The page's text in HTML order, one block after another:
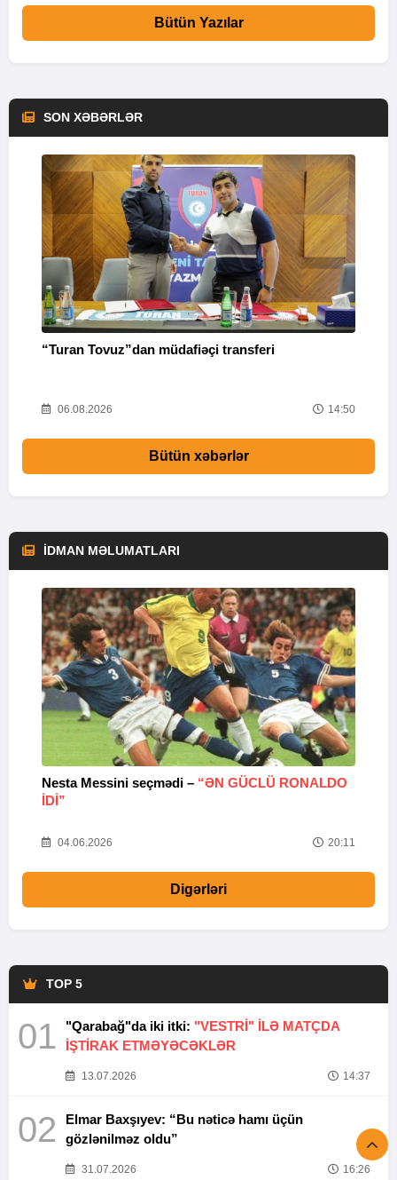
Bütün Yazılar
SON XƏBƏRLƏR
“Turan Tovuz”dan müdafiəçi transferi
06.08.2026 14:50
Bütün xəbərlər
İDMAN MƏLUMATLARI
Nesta Messini seçmədi – “ƏN GÜCLÜ RONALDO
IDI”
04.06.2026 20:11
Digərləri
TOP 5
01 "Qarabağ"da iki itki: "VESTRİ" İLƏ MATÇDA
İŞTİRAK ETMƏYƏCƏKLƏR
13.07.2026 14:37
02
Elmar Baxşıyev: “Bu nəticə hamı üçün
gözlənilməz oldu”
31.07.2026 16:26